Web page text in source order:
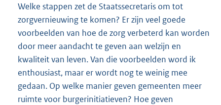
Welke stappen zet de Staatssecretaris om tot
zorgvernieuwing te komen? Er zijn veel goede
voorbeelden van hoe de zorg verbeterd kan worden
door meer aandacht te geven aan welzijn en
kwaliteit van leven. Van die voorbeelden word ik
enthousiast, maar er wordt nog te weinig mee
gedaan. Op welke manier geven gemeenten meer
ruimte voor burgerinitiatieven? Hoe geven